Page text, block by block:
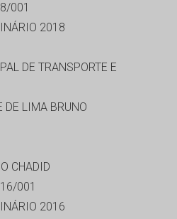
001
2018
DE TRANSPORTE E
DE LIMA BRUNO
CHADID
001
2016